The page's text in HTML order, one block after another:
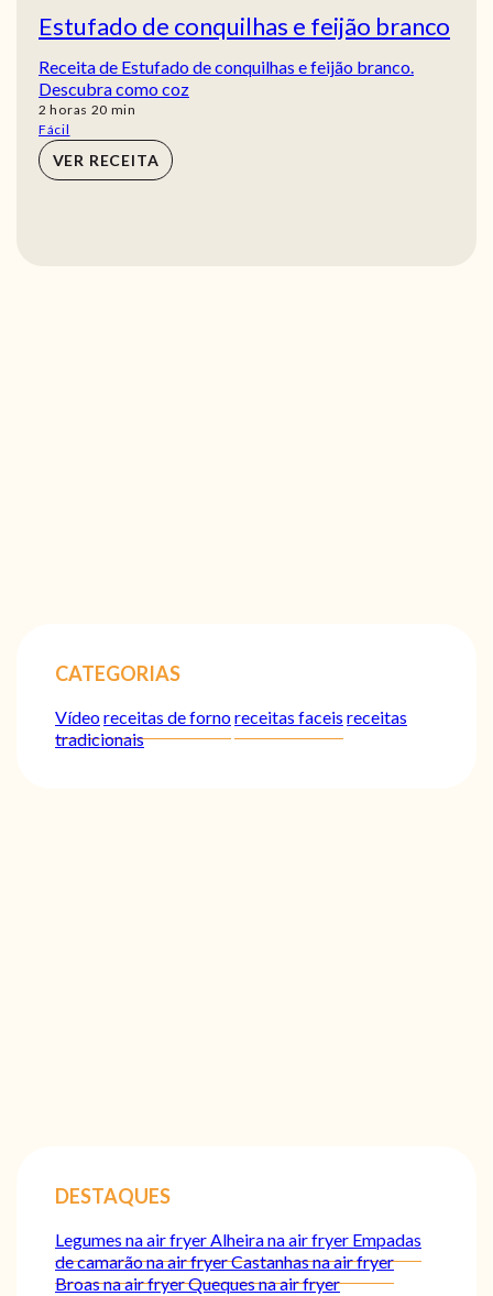
Estufado de conquilhas e feijão branco
Receita de Estufado de conquilhas e feijão branco.
Descubra como coz
2 horas
horas 20 min
min
Fácil
VER RECEITA
CATEGORIAS
Vídeoreceitas de fornoreceitas faceis receitas
tradicionais
DESTAQUES
Legumes na air fryerAlheira na air fryer Empadas
de camarão na air fryerCastanhas na air fryer
Broas na air fryerQueques na air fryer